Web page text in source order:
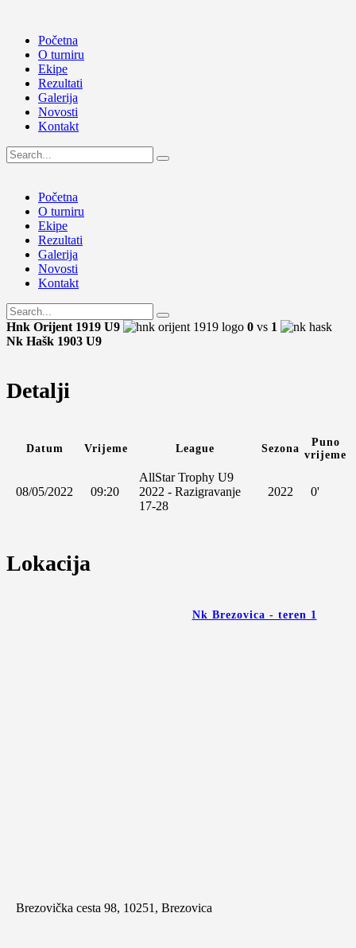
Početna
O turniru
Ekipe
Rezultati
Galerija
Novosti
Kontakt
Početna
O turniru
Ekipe
Rezultati
Galerija
Novosti
Kontakt
Hnk Orijent 1919 U9 0 vs 1
Nk Hašk 1903 U9
Detalji
Datum Vrijeme League Sezona
Puno
vrijeme
08/05/2022 09:20
AllStar Trophy U9
2022 - Razigravanje
17-28
2022 0'
Lokacija
Nk Brezovica - teren 1
Brezovička cesta 98, 10251, Brezovica